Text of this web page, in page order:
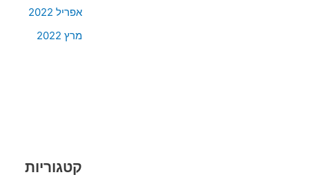
אפריל 2022
מרץ 2022
קטגוריות